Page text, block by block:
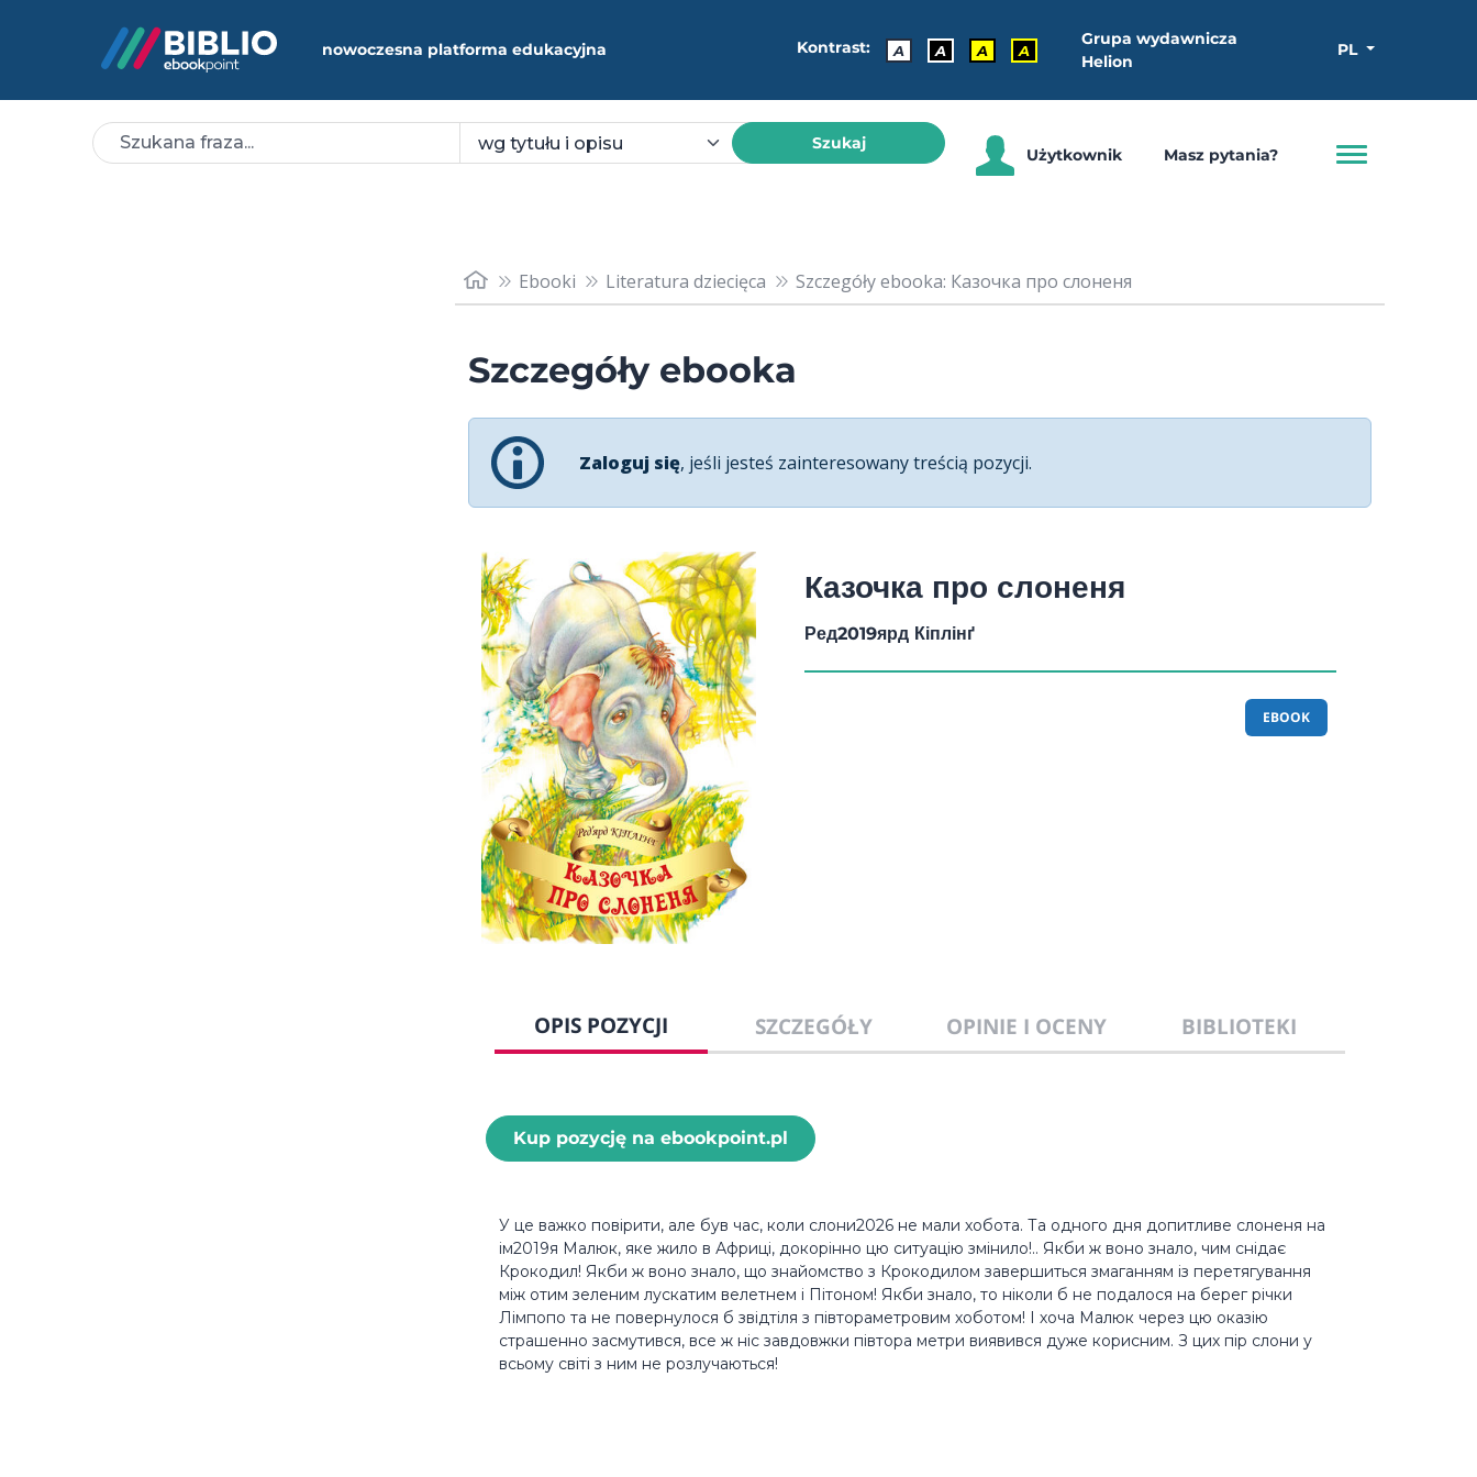
nowoczesna platforma edukacyjna Kontrast: A A A A
Grupa wydawnicza
Helion
PL
Szukaj
Użytkownik Masz pytania?
Ebooki Literatura dziecięca Szczegóły ebooka: Казочка про слоненя
Szczegóły ebooka
Zaloguj się, jeśli jesteś zainteresowany treścią pozycji.
Казочка про слоненя
Ред2019ярд Кіплінґ
EBOOK
OPIS POZYCJI SZCZEGÓŁY OPINIE I OCENY BIBLIOTEKI
Kup pozycję na ebookpoint.pl
У це важко повірити, але був час, коли слони2026 не мали хобота. Та одного дня допитливе слоненя на
ім2019я Малюк, яке жило в Африці, докорінно цю ситуацію змінило!.. Якби ж воно знало, чим снідає
Крокодил! Якби ж воно знало, що знайомство з Крокодилом завершиться змаганням із перетягування
між отим зеленим лускатим велетнем і Пітоном! Якби знало, то ніколи б не подалося на берег річки
Лімпопо та не повернулося б звідтіля з півтораметровим хоботом! І хоча Малюк через цю оказію
страшенно засмутився, все ж ніс завдовжки півтора метри виявився дуже корисним. З цих пір слони у
всьому світі з ним не розлучаються!